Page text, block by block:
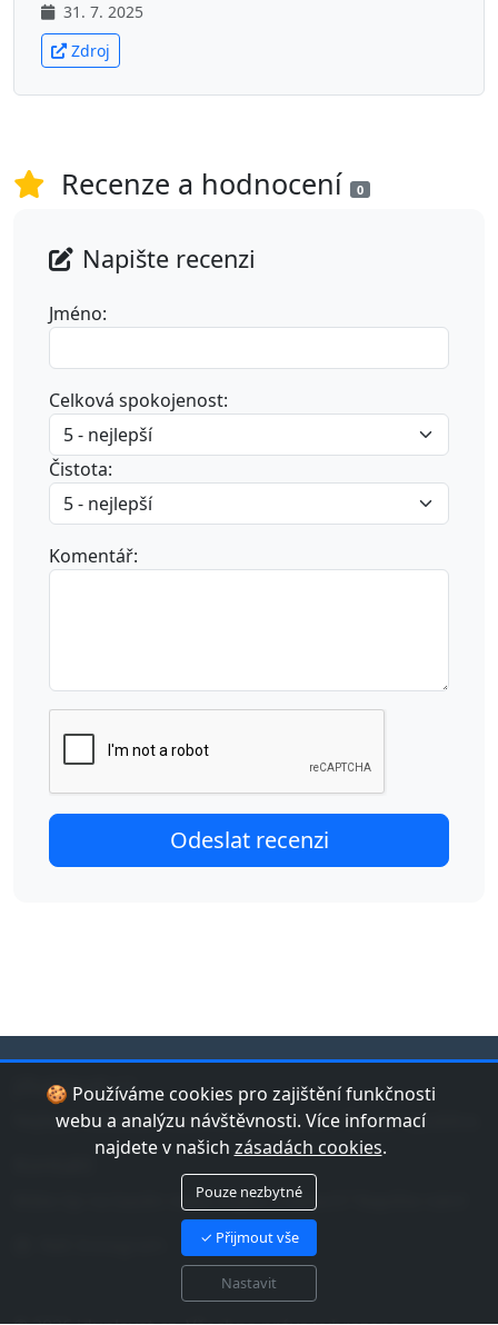
31. 7. 2025
Zdroj
Recenze a hodnocení 0
Napište recenzi
Jméno:
Celková spokojenost:
Čistota:
Komentář:
🍪 Používáme cookies pro zajištění funkčnosti
webu a analýzu návštěvnosti. Více informací
najdete v našich zásadách cookies.
Pouze nezbytné
✓ Přijmout vše
Nastavit
jduplavat.cz
Nejlepší databáze bazénů a koupališť v České republice.
Máte tip na bazén nebo chybu v datech? Napište nám!